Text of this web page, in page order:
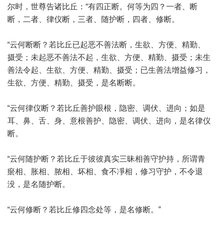
尔时，世尊告诸比丘：“有四正断。何等为四？一者、断
断，二者、律仪断，三者、随护断，四者、修断。
“云何断断？若比丘已起恶不善法断，生欲、方便、精勤、
摄受；未起恶不善法不起，生欲、方便、精勤、摄受；未生
善法令起、生欲、方便、精勤、摄受；已生善法增益修习，
生欲、方便、精勤、摄受，是名断断。
“云何律仪断？若比丘善护眼根，隐密、调伏、进向；如是
耳、鼻、舌、身、意根善护、隐密、调伏、进向，是名律仪
断。
“云何随护断？若比丘于彼彼真实三昧相善守护持，所谓青
瘀相、胀相、脓相、坏相、食不凈相，修习守护，不令退
没，是名随护断。
“云何修断？若比丘修四念处等，是名修断。”